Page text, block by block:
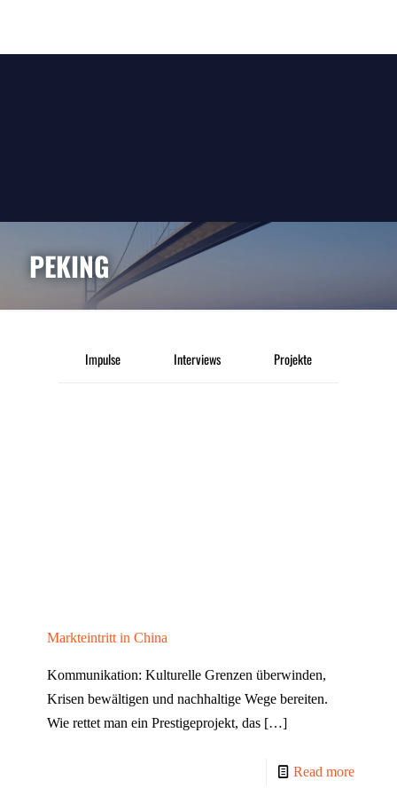
PEKING
Impulse Interviews Projekte
Markteintritt in China
Kommunikation: Kulturelle Grenzen überwinden,
Krisen bewältigen und nachhaltige Wege bereiten.
Wie rettet man ein Prestigeprojekt, das […]
Read more